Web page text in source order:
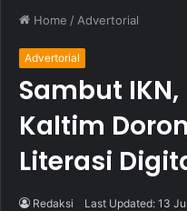
Home / Advertorial
Advertorial
Sambut
Kaltim
Literasi
Redaksi Last Updated: 13